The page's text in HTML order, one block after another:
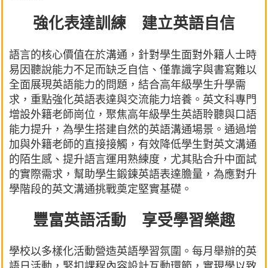
強化表達訓練 建立英語自信
語言的核心價值在於溝通，針對學生面對外籍人士時
易因聽說能力不足而缺乏自信、僅靠識字與書寫難以
全面展現英語能力的問題，結合高年級學生升學需
求，重點強化英語表達與交流能力培養。英文科專門
增設外籍老師崗位，聚焦高年級學生英語聆聽與口語
能力提升，為學生搭建自然的英語溝通場景。通過增
加與外籍老師的直接接觸，有效降低學生對英文溝通
的陌生感、提升語言運用熟練度，尤其貼合升中面試
的實際需求，幫助學生鍛鍊英語表達膽量，為應對升
學階段的英文溝通挑戰奠定堅實基礎。
豐富英語活動 享受學習樂趣
學校以多樣化活動營造英語學習氛圍。每月舉辦的英